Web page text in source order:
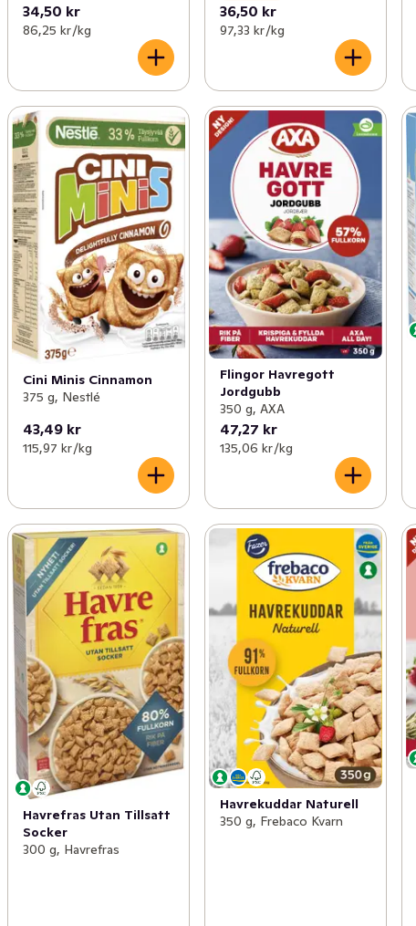
34,50 kr
86,25 kr /kg
36,50 kr
97,33 kr /kg
Cini Minis Cinnamon
375 g, Nestlé
43,49 kr
115,97 kr /kg
Flingor Havregott
Jordgubb
350 g, AXA
47,27 kr
135,06 kr /kg
Havrefras Utan Tillsatt
Socker
300 g, Havrefras
Havrekuddar Naturell
350 g, Frebaco Kvarn